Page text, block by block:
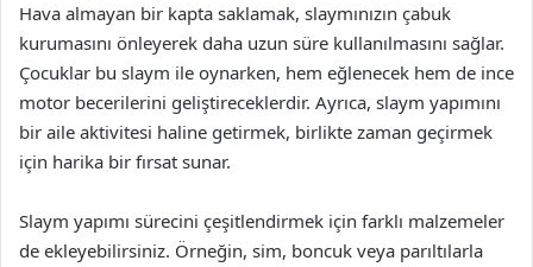
Hava almayan bir kapta saklamak, slaymınızın çabuk
kurumasını önleyerek daha uzun süre kullanılmasını sağlar.
Çocuklar bu slaym ile oynarken, hem eğlenecek hem de ince
motor becerilerini geliştireceklerdir. Ayrıca, slaym yapımını
bir aile aktivitesi haline getirmek, birlikte zaman geçirmek
için harika bir fırsat sunar.
Slaym yapımı sürecini çeşitlendirmek için farklı malzemeler
de ekleyebilirsiniz. Örneğin, sim, boncuk veya parıltılarla